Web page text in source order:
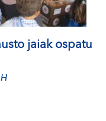
jaiak ospatu